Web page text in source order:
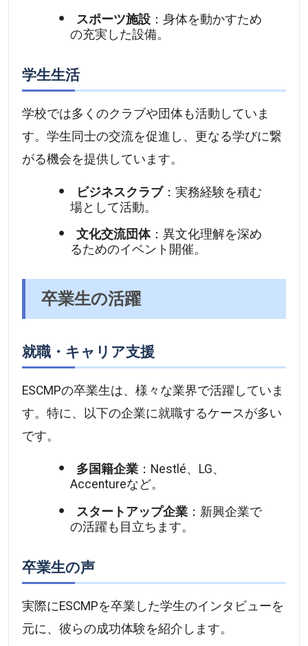
スポーツ施設：身体を動かすため
の充実した設備。
学生生活
学校では多くのクラブや団体も活動していま
す。学生同士の交流を促進し、更なる学びに繋
がる機会を提供しています。
ビジネスクラブ：実務経験を積む
場として活動。
文化交流団体：異文化理解を深め
るためのイベント開催。
卒業生の活躍
就職・キャリア支援
ESCMPの卒業生は、様々な業界で活躍していま
す。特に、以下の企業に就職するケースが多い
です。
多国籍企業：Nestlé、LG、
Accentureなど。
スタートアップ企業：新興企業で
の活躍も目立ちます。
卒業生の声
実際にESCMPを卒業した学生のインタビューを
元に、彼らの成功体験を紹介します。